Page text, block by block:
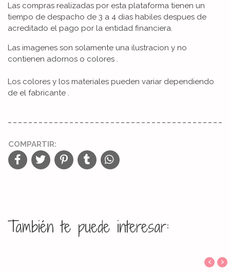
Las compras realizadas por esta plataforma tienen un
tiempo de despacho de 3 a 4 dias habiles despues de
acreditado el pago por la entidad financiera.
Las imagenes son solamente una ilustracion y no
contienen adornos o colores .
Los colores y los materiales pueden variar dependiendo
de el fabricante .
COMPARTIR:
También te puede interesar:
‹ ›